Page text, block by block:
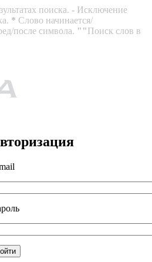
поиска. - Исключение
* Слово начинается/
после символа. ""Поиск слов в